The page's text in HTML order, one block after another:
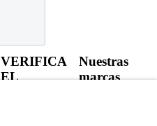
VERIFICA
EL
Nuestras
marcas